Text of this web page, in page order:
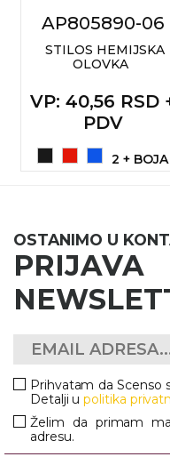
AP805890-06
STILOS HEMIJSKA
OLOVKA
VP: 40,56 RSD
PDV
2 + BOJA
OSTANIMO U
Prihvatam da Scenso
Detalji upolitika
Želim da primam
adresu.